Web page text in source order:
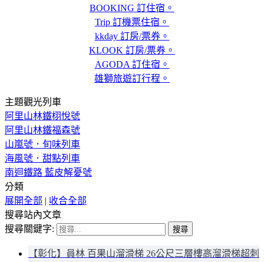
BOOKING 訂住宿。
Trip 訂機票住宿。
kkday 訂房/票券。
KLOOK 訂房/票券。
AGODA 訂住宿。
雄獅旅遊訂行程。
主題觀光列車
阿里山林鐵栩悅號
阿里山林鐵福森號
山嵐號．旬味列車
海風號．甜點列車
南迴鐵路 藍皮解憂號
分類
展開全部 | 收合全部
搜尋站內文章
搜尋關鍵字:
【彰化】員林 百果山溜滑梯 26公尺三層樓高溜滑梯超刺